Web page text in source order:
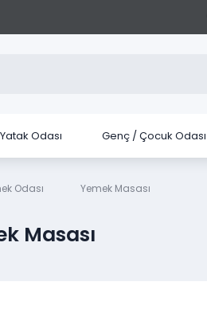
Yatak Odası Genç / Çocuk Odası
Odası Yemek Masası
Masası